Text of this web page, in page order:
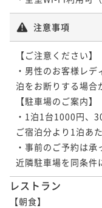
注意事項
【ご注意ください】
・男性のお客様レ
泊をお断りする場合
【駐車場のご案内】
・1泊1台1000円、
ご宿泊分より1泊あ
・事前のご予約は
近隣駐車場を同条件
レストラン
【朝食】